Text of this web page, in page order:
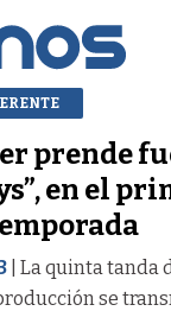
prende
en el
| La quinta tanda
se